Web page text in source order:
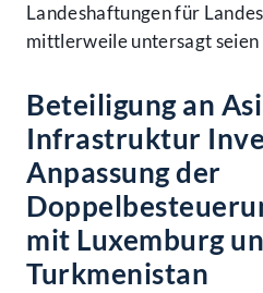
Landeshaftungen für
mittlerweile untersagt seien
Beteiligung an
Infrastruktur
Anpassung der
mit Luxemburg
Turkmenistan